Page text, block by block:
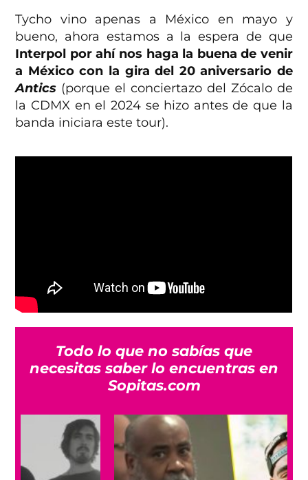
Tycho vino apenas a México en mayo y
bueno, ahora estamos a la espera de que
Interpol por ahí nos haga la buena de venir
a México con la gira del 20 aniversario de
Antics (porque el conciertazo del Zócalo de
la CDMX en el 2024 se hizo antes de que la
banda iniciara este tour).
Todo lo que no sabías que
necesitas saber lo encuentras en
Sopitas.com